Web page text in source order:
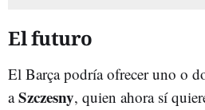
El futuro
El Barça podría ofrecer uno o
aSzczesny, quien ahora sí